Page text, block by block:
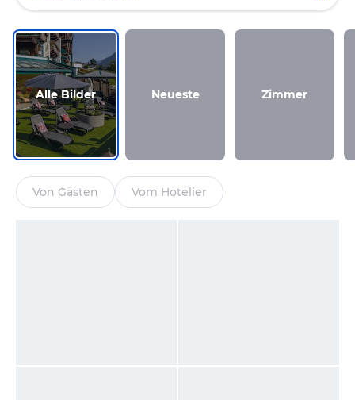
Alle Bilder Neueste Zimmer
Von Gästen Vom Hotelier